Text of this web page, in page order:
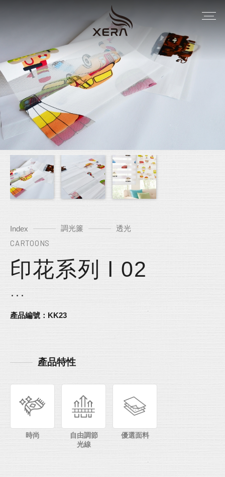
Index 調光簾 透光
CARTOONS
印花系列 l 02
產品編號：KK23
產品特性
時尚
自由調節
光線
優選面料